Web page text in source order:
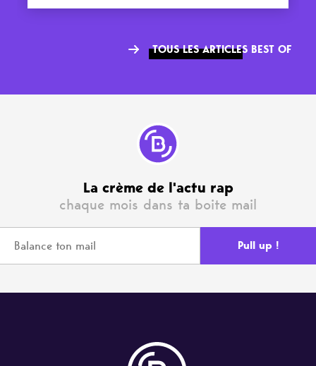
TOUS LES ARTICLES BEST OF
La crème de l'actu rap
chaque mois dans ta boite mail